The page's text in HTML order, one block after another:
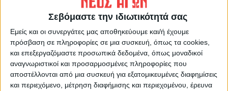
Σεβόμαστε την ιδιωτικότητά σας
Εμείς και οι συνεργάτες μας αποθηκεύουμε και/ή έχουμε
πρόσβαση σε πληροφορίες σε μια συσκευή, όπως τα cookies,
και επεξεργαζόμαστε προσωπικά δεδομένα, όπως μοναδικοί
αναγνωριστικοί και προσαρμοσμένες πληροφορίες που
αποστέλλονται από μια συσκευή για εξατομικευμένες διαφημίσεις
και περιεχόμενο, μέτρηση διαφήμισης και περιεχομένου, έρευνα
VIDEO ΤΗΣ ΘΕΣΣΑΛΙΑΣ